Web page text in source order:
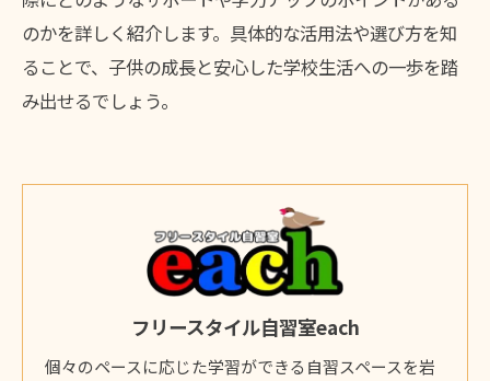
のかを詳しく紹介します。具体的な活用法や選び方を知
ることで、子供の成長と安心した学校生活への一歩を踏
み出せるでしょう。
フリースタイル自習室each
個々のペースに応じた学習ができる自習スペースを岩